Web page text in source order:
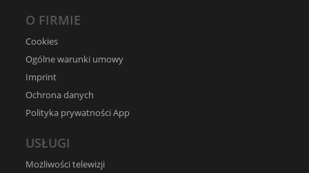
O FIRMIE
Cookies
Ogólne warunki umowy
Imprint
Ochrona danych
Polityka prywatności App
USŁUGI
Możliwości telewizji